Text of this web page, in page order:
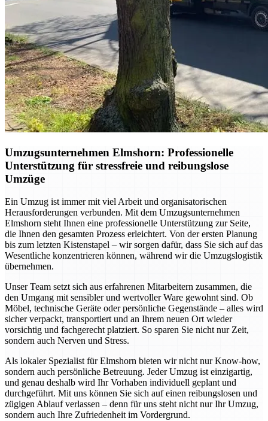
Umzugsunternehmen Elmshorn: Professionelle
Unterstützung für stressfreie und reibungslose
Umzüge
Ein Umzug ist immer mit viel Arbeit und organisatorischen
Herausforderungen verbunden. Mit dem Umzugsunternehmen
Elmshorn steht Ihnen eine professionelle Unterstützung zur Seite,
die Ihnen den gesamten Prozess erleichtert. Von der ersten Planung
bis zum letzten Kistenstapel – wir sorgen dafür, dass Sie sich auf das
Wesentliche konzentrieren können, während wir die Umzugslogistik
übernehmen.
Unser Team setzt sich aus erfahrenen Mitarbeitern zusammen, die
den Umgang mit sensibler und wertvoller Ware gewohnt sind. Ob
Möbel, technische Geräte oder persönliche Gegenstände – alles wird
sicher verpackt, transportiert und an Ihrem neuen Ort wieder
vorsichtig und fachgerecht platziert. So sparen Sie nicht nur Zeit,
sondern auch Nerven und Stress.
Als lokaler Spezialist für Elmshorn bieten wir nicht nur Know-how,
sondern auch persönliche Betreuung. Jeder Umzug ist einzigartig,
und genau deshalb wird Ihr Vorhaben individuell geplant und
durchgeführt. Mit uns können Sie sich auf einen reibungslosen und
zügigen Ablauf verlassen – denn für uns steht nicht nur Ihr Umzug,
sondern auch Ihre Zufriedenheit im Vordergrund.